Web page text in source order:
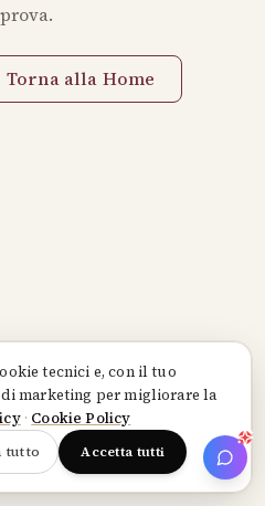
tecnici e, con il tuo
marketing per migliorare la
· Cookie Policy
tutto Accetta tutti
Torna alla Home